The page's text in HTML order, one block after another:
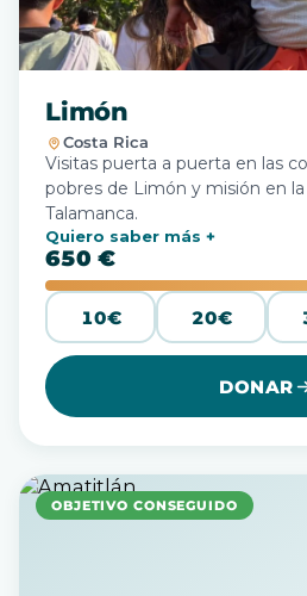
Limón
Costa Rica
Visitas puerta a puerta en las
pobres de Limón y misión en
Talamanca.
Quiero saber más
650 €
10€ 20€
DONAR
OBJETIVO CONSEGUIDO